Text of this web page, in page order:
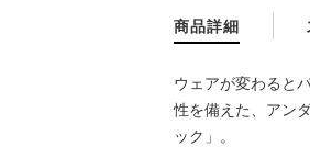
商品詳細
ウェアが変わると
性を備えた、アン
ック」。